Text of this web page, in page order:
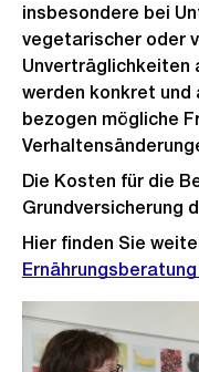
insbesondere bei
vegetarischer oder
Unverträglichkeiten
werden konkret und
bezogen mögliche
Die Kosten für die
Grundversicherung
Hier finden Sie